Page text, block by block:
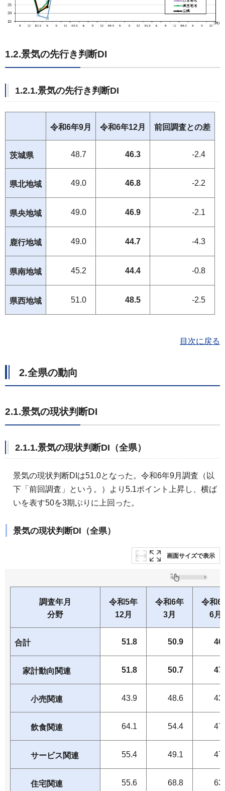
1.2.景気の先行き判断DI
1.2.1.景気の先行き判断DI
令和6年9月 令和6年12月 前回調査との差
茨城県 48.7 46.3 -2.4
県北地域 49.0 46.8 -2.2
県央地域 49.0 46.9 -2.1
鹿行地域 49.0 44.7 -4.3
県南地域 45.2 44.4 -0.8
県西地域 51.0 48.5 -2.5
目次に戻る
2.全県の動向
2.1.景気の現状判断DI
2.1.1.景気の現状判断DI（全県）
景気の現状判断DIは51.0となった。令和6年9月調査（以
下「前回調査」という。）より5.1ポイント上昇し、横ば
いを表す50を3期ぶりに上回った。
景気の現状判断DI（全県）
画面サイズで表示
調査年月
分野
令和5年
12月
令和6年
3月
令和6
6月
合計 51.8 50.9
家計動向関連 51.8 50.7
小売関連 43.9 48.6
飲食関連 64.1 54.4
サービス関連 55.4 49.1
住宅関連 55.6 68.8